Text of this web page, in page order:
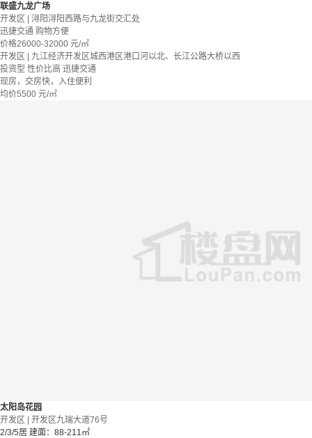
联盛九龙广场
开发区 | 浔阳浔阳西路与九龙街交汇处
迅捷交通 购物方便
价格26000-32000 元/㎡
开发区 | 九江经济开发区城西港区港口河以北、长江公路大桥以西
投资型 性价比高 迅捷交通
现房，交房快，入住便利
均价5500 元/㎡
太阳岛花园
开发区 | 开发区九瑞大道76号
2/3/5居 建面：88-211㎡